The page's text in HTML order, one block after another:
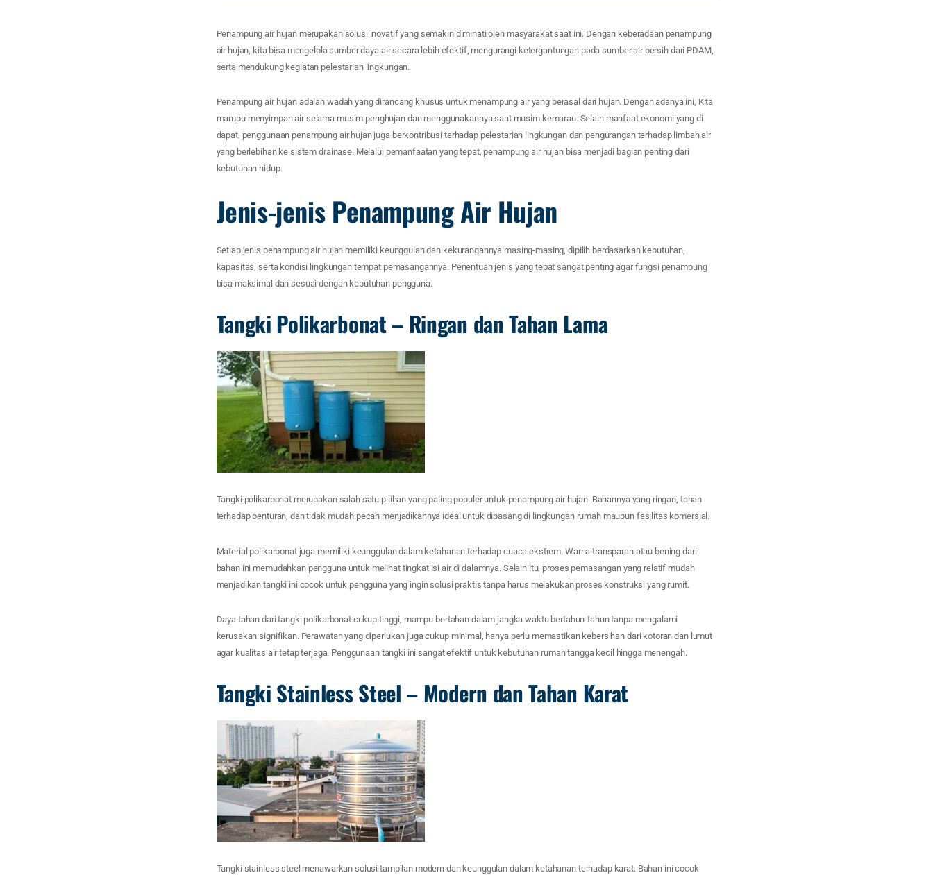
Penampung air hujan merupakan solusi inovatif yang semakin diminati oleh masyarakat saat ini. Dengan keberadaan penampung
air hujan, kita bisa mengelola sumber daya air secara lebih efektif, mengurangi ketergantungan pada sumber air bersih dari PDAM,
serta mendukung kegiatan pelestarian lingkungan.
Penampung air hujan adalah wadah yang dirancang khusus untuk menampung air yang berasal dari hujan. Dengan adanya ini, Kita
mampu menyimpan air selama musim penghujan dan menggunakannya saat musim kemarau. Selain manfaat ekonomi yang di
dapat, penggunaan penampung air hujan juga berkontribusi terhadap pelestarian lingkungan dan pengurangan terhadap limbah air
yang berlebihan ke sistem drainase. Melalui pemanfaatan yang tepat, penampung air hujan bisa menjadi bagian penting dari
kebutuhan hidup.
Jenis-jenis Penampung Air Hujan
Setiap jenis penampung air hujan memiliki keunggulan dan kekurangannya masing-masing, dipilih berdasarkan kebutuhan,
kapasitas, serta kondisi lingkungan tempat pemasangannya. Penentuan jenis yang tepat sangat penting agar fungsi penampung
bisa maksimal dan sesuai dengan kebutuhan pengguna.
Tangki Polikarbonat – Ringan dan Tahan Lama
Tangki polikarbonat merupakan salah satu pilihan yang paling populer untuk penampung air hujan. Bahannya yang ringan, tahan
terhadap benturan, dan tidak mudah pecah menjadikannya ideal untuk dipasang di lingkungan rumah maupun fasilitas komersial.
Material polikarbonat juga memiliki keunggulan dalam ketahanan terhadap cuaca ekstrem. Warna transparan atau bening dari
bahan ini memudahkan pengguna untuk melihat tingkat isi air di dalamnya. Selain itu, proses pemasangan yang relatif mudah
menjadikan tangki ini cocok untuk pengguna yang ingin solusi praktis tanpa harus melakukan proses konstruksi yang rumit.
Daya tahan dari tangki polikarbonat cukup tinggi, mampu bertahan dalam jangka waktu bertahun-tahun tanpa mengalami
kerusakan signifikan. Perawatan yang diperlukan juga cukup minimal, hanya perlu memastikan kebersihan dari kotoran dan lumut
agar kualitas air tetap terjaga. Penggunaan tangki ini sangat efektif untuk kebutuhan rumah tangga kecil hingga menengah.
Tangki Stainless Steel – Modern dan Tahan Karat
Tangki stainless steel menawarkan solusi tampilan modern dan keunggulan dalam ketahanan terhadap karat. Bahan ini cocok